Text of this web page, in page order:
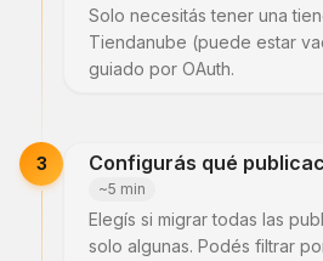
Solo necesitás tener una
Tiendanube (puede estar
guiado por OAuth.
3 Configurás qué
~5 min
Elegís si migrar todas las
solo algunas. Podés filtrar